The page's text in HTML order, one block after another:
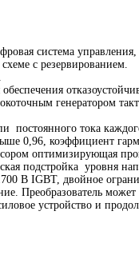
система
с резервированием.
генератором
постоянного тока
0,96, коэффициент
оптимизирующая
подстройка уровня
В IGBT, двойное
Преобразователь
устройство и